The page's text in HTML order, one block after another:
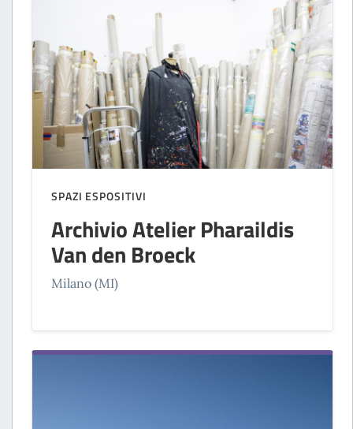
SPAZI ESPOSITIVI
Archivio Atelier Pharaildis
Van den Broeck
Milano (MI)